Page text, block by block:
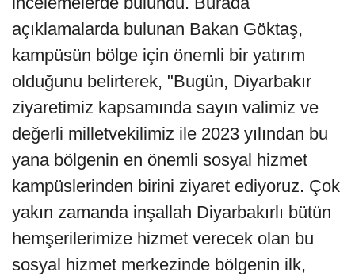
açıklamalarda bulunan Bakan Göktaş,
kampüsün bölge için önemli bir yatırım
olduğunu belirterek, "Bugün, Diyarbakır
ziyaretimiz kapsamında sayın valimiz ve
değerli milletvekilimiz ile 2023 yılından bu
yana bölgenin en önemli sosyal hizmet
kampüslerinden birini ziyaret ediyoruz. Çok
yakın zamanda inşallah Diyarbakırlı bütün
hemşerilerimize hizmet verecek olan bu
sosyal hizmet merkezinde bölgenin ilk,